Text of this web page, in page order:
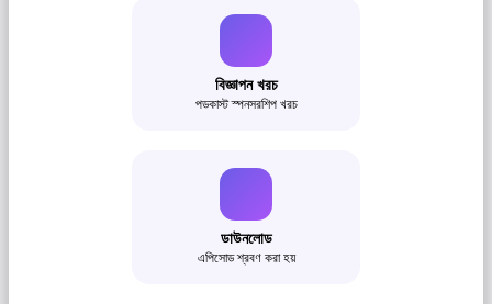
বিজ্ঞাপন খরচ
পডকাস্ট স্পনসরশিপ খরচ
ডাউনলোড
এপিসোড শ্রবণ করা হয়